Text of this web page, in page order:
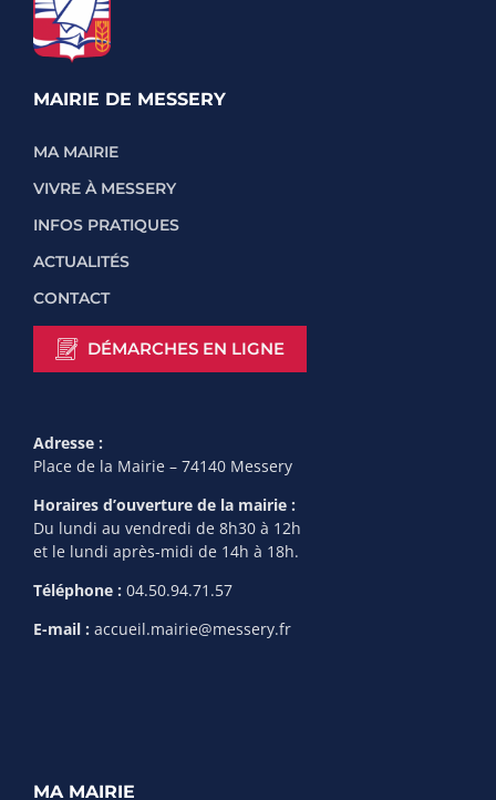
MAIRIE DE MESSERY
MA MAIRIE
VIVRE À MESSERY
INFOS PRATIQUES
ACTUALITÉS
CONTACT
DÉMARCHES EN LIGNE
Adresse :
Place de la Mairie – 74140 Messery
Horaires d’ouverture de la mairie :
Du lundi au vendredi de 8h30 à 12h
et le lundi après-midi de 14h à 18h.
Téléphone : 04.50.94.71.57
E-mail : accueil.mairie@messery.fr
MA MAIRIE